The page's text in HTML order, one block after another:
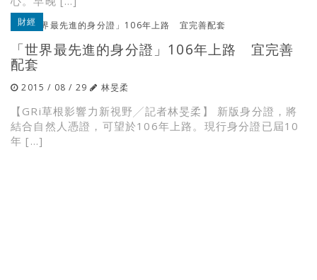
財經
「世界最先進的身分證」106年上路 宜完善
配套
2015 / 08 / 29 林旻柔
【GRi草根影響力新視野╱記者林旻柔】 新版身分證，將
結合自然人憑證，可望於106年上路。現行身分證已屆10
年 […]